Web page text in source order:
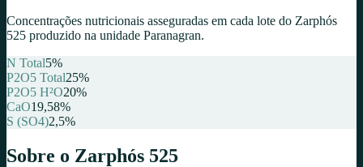
Concentrações nutricionais asseguradas em cada lote do Zarphós
525 produzido na unidade Paranagran.
N Total5%
P2O5 Total25%
P2O5 H²O20%
CaO19,58%
S (SO4)2,5%
Sobre o Zarphós 525